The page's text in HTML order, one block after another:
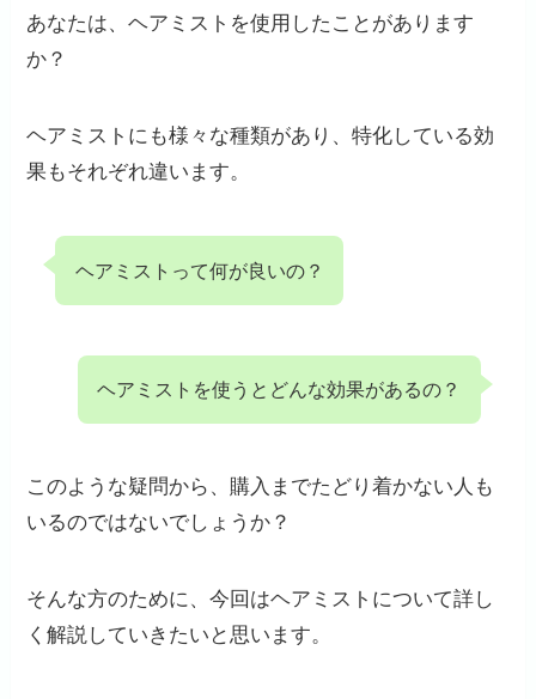
あなたは、ヘアミストを使用したことがあります
か？
ヘアミストにも様々な種類があり、特化している効
果もそれぞれ違います。
ヘアミストって何が良いの？
ヘアミストを使うとどんな効果があるの？
このような疑問から、購入までたどり着かない人も
いるのではないでしょうか？
そんな方のために、今回はヘアミストについて詳し
く解説していきたいと思います。